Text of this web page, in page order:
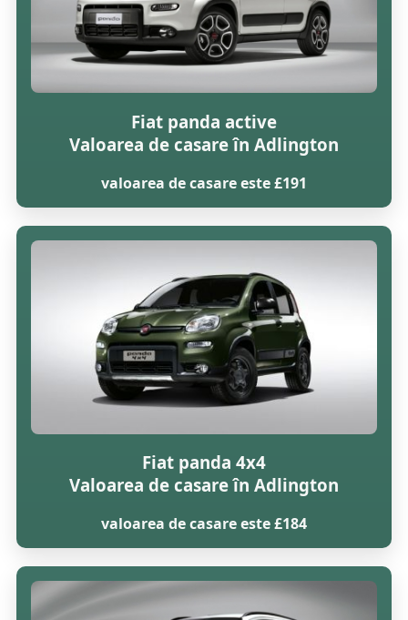
Fiat panda active
Valoarea de casare în Adlington
valoarea de casare este £191
Fiat panda 4x4
Valoarea de casare în Adlington
valoarea de casare este £184